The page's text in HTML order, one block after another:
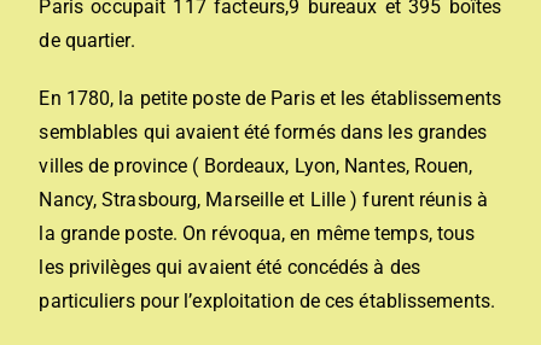
Paris occupait 117 facteurs,9 bureaux et 395 boîtes
de quartier.
En 1780, la petite poste de Paris et les établissements
semblables qui avaient été formés dans les grandes
villes de province ( Bordeaux, Lyon, Nantes, Rouen,
Nancy, Strasbourg, Marseille et Lille ) furent réunis à
la grande poste. On révoqua, en même temps, tous
les privilèges qui avaient été concédés à des
particuliers pour l’exploitation de ces établissements.